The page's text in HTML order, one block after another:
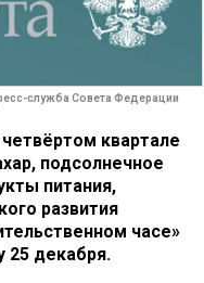
служба Совета Федерации
квартале
подсолнечное
питания,
развития
часе»
25 декабря.